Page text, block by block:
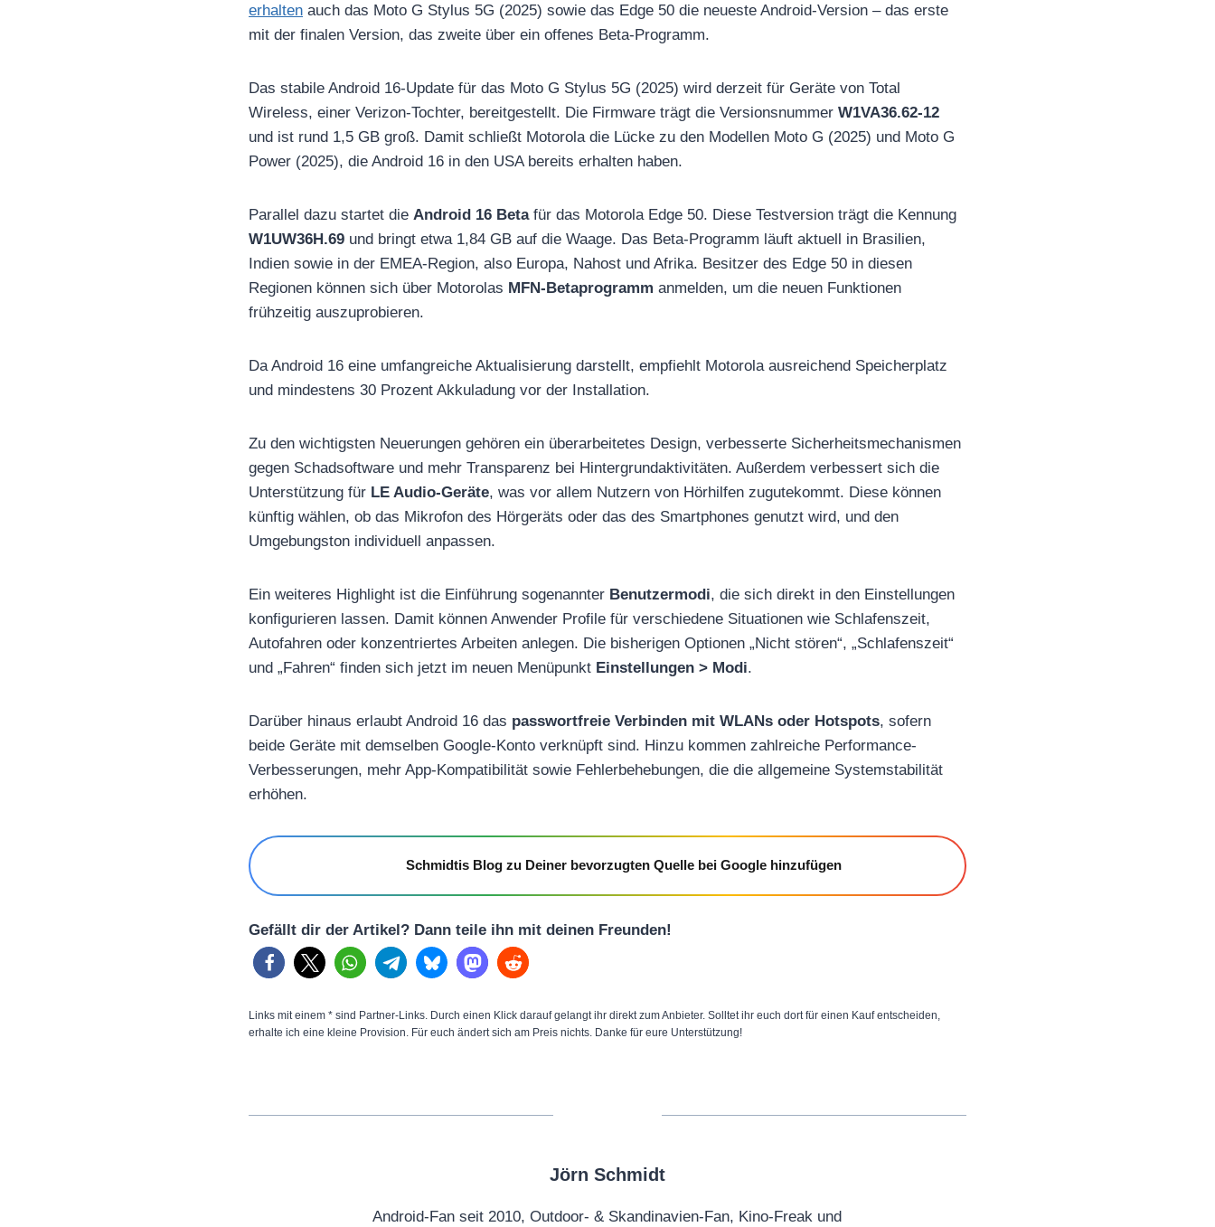
erhalten auch das Moto G Stylus 5G (2025) sowie das Edge 50 die neueste Android-Version – das erste
mit der finalen Version, das zweite über ein offenes Beta-Programm.
Das stabile Android 16-Update für das Moto G Stylus 5G (2025) wird derzeit für Geräte von Total
Wireless, einer Verizon-Tochter, bereitgestellt. Die Firmware trägt die Versionsnummer W1VA36.62-12
und ist rund 1,5 GB groß. Damit schließt Motorola die Lücke zu den Modellen Moto G (2025) und Moto G
Power (2025), die Android 16 in den USA bereits erhalten haben.
Parallel dazu startet die Android 16 Betafür das Motorola Edge 50. Diese Testversion trägt die Kennung
W1UW36H.69 und bringt etwa 1,84 GB auf die Waage. Das Beta-Programm läuft aktuell in Brasilien,
Indien sowie in der EMEA-Region, also Europa, Nahost und Afrika. Besitzer des Edge 50 in diesen
Regionen können sich über Motorolas MFN-Betaprogramm anmelden, um die neuen Funktionen
frühzeitig auszuprobieren.
Da Android 16 eine umfangreiche Aktualisierung darstellt, empfiehlt Motorola ausreichend Speicherplatz
und mindestens 30 Prozent Akkuladung vor der Installation.
Zu den wichtigsten Neuerungen gehören ein überarbeitetes Design, verbesserte Sicherheitsmechanismen
gegen Schadsoftware und mehr Transparenz bei Hintergrundaktivitäten. Außerdem verbessert sich die
Unterstützung für LE Audio-Geräte, was vor allem Nutzern von Hörhilfen zugutekommt. Diese können
künftig wählen, ob das Mikrofon des Hörgeräts oder das des Smartphones genutzt wird, und den
Umgebungston individuell anpassen.
Ein weiteres Highlight ist die Einführung sogenannter Benutzermodi, die sich direkt in den Einstellungen
konfigurieren lassen. Damit können Anwender Profile für verschiedene Situationen wie Schlafenszeit,
Autofahren oder konzentriertes Arbeiten anlegen. Die bisherigen Optionen „Nicht stören“, „Schlafenszeit“
und „Fahren“ finden sich jetzt im neuen Menüpunkt Einstellungen > Modi.
Darüber hinaus erlaubt Android 16 das passwortfreie Verbinden mit WLANs oder Hotspots, sofern
beide Geräte mit demselben Google-Konto verknüpft sind. Hinzu kommen zahlreiche Performance-
Verbesserungen, mehr App-Kompatibilität sowie Fehlerbehebungen, die die allgemeine Systemstabilität
erhöhen.
Schmidtis Blog zu Deiner bevorzugten Quelle bei Google hinzufügen
Gefällt dir der Artikel? Dann teile ihn mit deinen Freunden!
Links mit einem * sind Partner-Links. Durch einen Klick darauf gelangt ihr direkt zum Anbieter. Solltet ihr euch dort für einen Kauf entscheiden,
erhalte ich eine kleine Provision. Für euch ändert sich am Preis nichts. Danke für eure Unterstützung!
Jörn Schmidt
Android-Fan seit 2010, Outdoor- & Skandinavien-Fan, Kino-Freak und